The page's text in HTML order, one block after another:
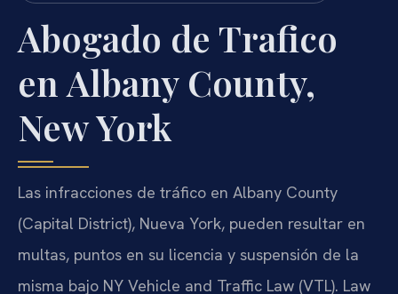
Abogado de Trafico
en Albany County,
New York
Las infracciones de tráfico en Albany County
(Capital District), Nueva York, pueden resultar en
multas, puntos en su licencia y suspensión de la
misma bajo NY Vehicle and Traffic Law (VTL). Law